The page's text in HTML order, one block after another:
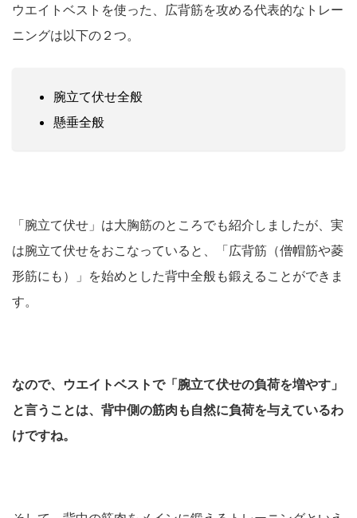
ウエイトベストを使った、広背筋を攻める代表的なトレー
ニングは以下の２つ。
腕立て伏せ全般
懸垂全般
「腕立て伏せ」は大胸筋のところでも紹介しましたが、実
は腕立て伏せをおこなっていると、「広背筋（僧帽筋や菱
形筋にも）」を始めとした背中全般も鍛えることができま
す。
なので、ウエイトベストで「腕立て伏せの負荷を増やす」
と言うことは、背中側の筋肉も自然に負荷を与えているわ
けですね。